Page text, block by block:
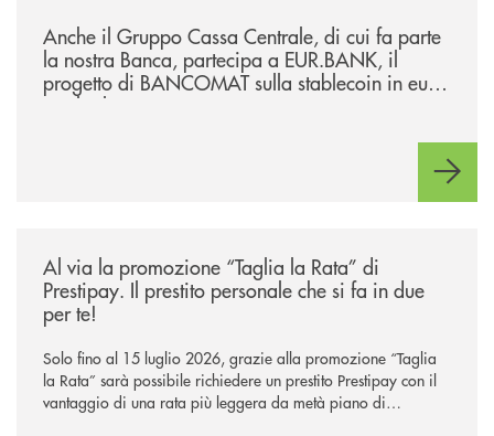
Anche il Gruppo Cassa Centrale, di cui fa parte
la nostra Banca, partecipa a EUR.BANK, il
progetto di BANCOMAT sulla stablecoin in euro
e sul relativo ecosistema
Al via la promozione “Taglia la Rata” di
Prestipay. Il prestito personale che si fa in due
per te!
Solo fino al 15 luglio 2026, grazie alla promozione “Taglia
la Rata” sarà possibile richiedere un prestito Prestipay con il
vantaggio di una rata più leggera da metà piano di